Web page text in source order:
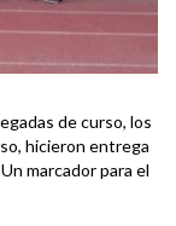
de curso, los
hicieron entrega
marcador para el